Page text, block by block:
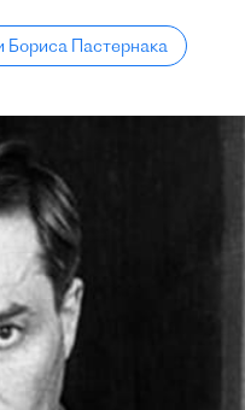
Бориса Пастернака